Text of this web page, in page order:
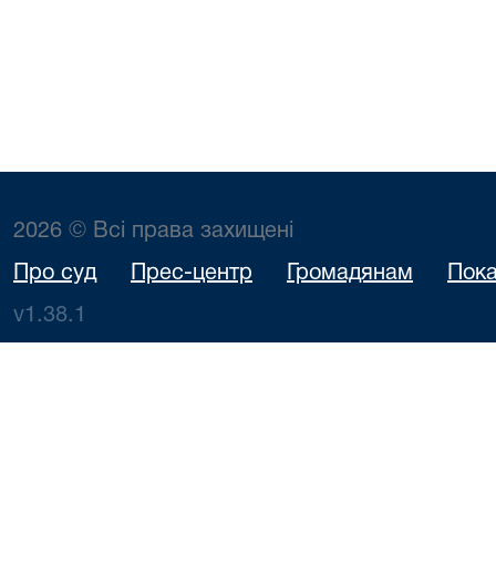
2026 © Всі права захищені
Про суд Прес-центр Громадянам
v1.38.1